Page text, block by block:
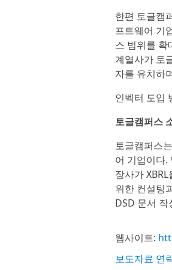
한편 토글캠
프트웨어 기
스 범위를 확
계열사가 토
자를 유치하
인벡터 도입
토글캠퍼스
토글캠퍼스
어 기업이다.
장사가
위한 컨설팅
DSD 문서
웹사이트:
보도자료 연